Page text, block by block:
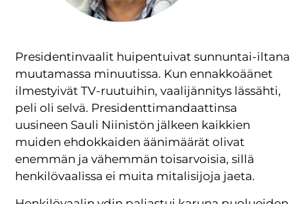
Presidentinvaalit huipentuivat sunnuntai-iltana
muutamassa minuutissa. Kun ennakkoäänet
ilmestyivät TV-ruutuihin, vaalijännitys lässähti,
peli oli selvä. Presidenttimandaattinsa
uusineen Sauli Niinistön jälkeen kaikkien
muiden ehdokkaiden äänimäärät olivat
enemmän ja vähemmän toisarvoisia, sillä
henkilövaalissa ei muita mitalisijoja jaeta.